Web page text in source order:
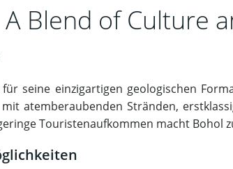
Blend of Culture
seine einzigartigen geologischen
atemberaubenden Stränden,
Touristenaufkommen macht